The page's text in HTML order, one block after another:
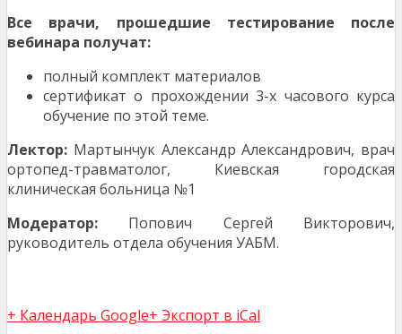
Все врачи, прошедшие тестирование после
вебинара получат:
полный комплект материалов
сертификат о прохождении 3-х часового курса
обучение по этой теме.
Лектор: Мартынчук Александр Александрович, врач
ортопед-травматолог, Киевская городская
клиническая больница №1
Модератор: Попович Сергей Викторович,
руководитель отдела обучения УАБМ.
+ Календарь Google+ Экспорт в iCal